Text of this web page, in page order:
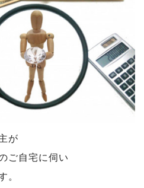
が
ご自宅に伺い
。